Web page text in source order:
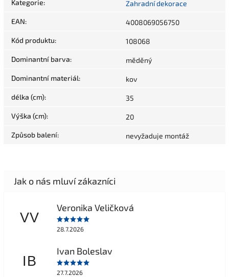
Kategorie: Zahradní dekorace
EAN: 4008069056750
Kód produktu: 108068
Dominantní barva: měděný
Dominantní materiál: kov
délka (cm): 35
Výška (cm): 20
Způsob balení: nevyžaduje montáž
VV
Veronika Veličková
28.7.2026
IB
Ivan Boleslav
27.7.2026